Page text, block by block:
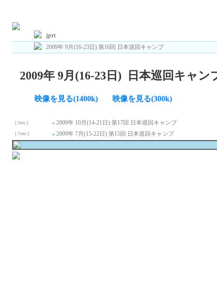
jprt
2009年 9月(16-23日) 第16回 日本巡回キャンプ
2009年 9月(16-23日) 日本巡回キャン
映像を見る(1400k) 映像を見る(300k)
[ Prev ] 2009年 10月(14-21日) 第17回 日本巡回キャンプ
[ Next ] 2009年 7月(15-22日) 第15回 日本巡回キャンプ